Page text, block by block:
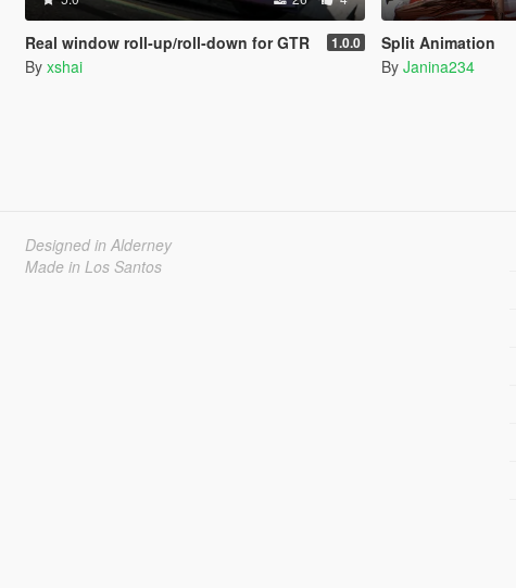
Real window roll‑up/roll‑down for GTR 1.0.0
By xshai
Split Animation
By Janina234
Designed in Alderney
Made in Los Santos